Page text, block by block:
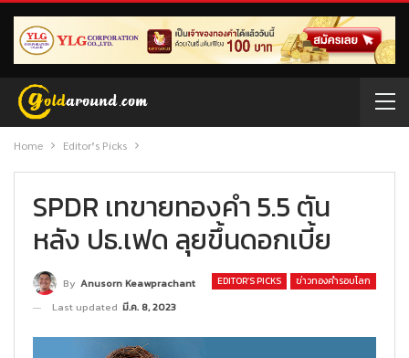
Home Editor’s Picks
SPDR เทขายทองคำ 5.5 ตัน
หลัง ปธ.เฟด ลุยขึ้นดอกเบี้ย
EDITOR’S PICKS ข่าวทองคำรอบโลก
By Anusorn Keawprachant
Last updated มี.ค. 8, 2023